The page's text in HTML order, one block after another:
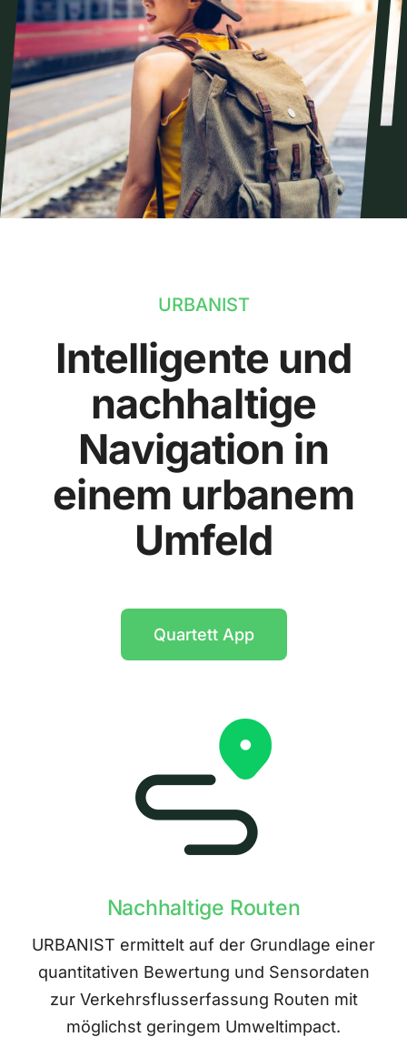
URBANIST
Intelligente und
nachhaltige
Navigation in
einem urbanem
Umfeld
Quartett App
Nachhaltige Routen
URBANIST ermittelt auf der Grundlage einer
quantitativen Bewertung und Sensordaten
zur Verkehrsflusserfassung Routen mit
möglichst geringem Umweltimpact.